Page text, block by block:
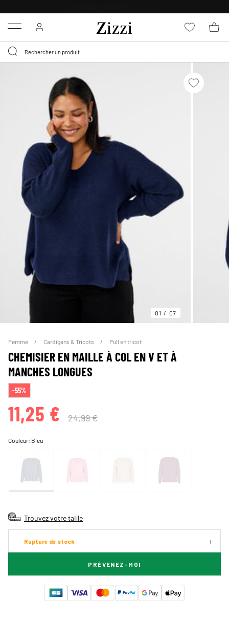
Menu
01 07
Femme Cardigans & Tricots Pull en tricot
CHEMISIER EN MAILLE À COL EN V ET À
MANCHES LONGUES
-55%
11,25 € 24,99 €
Couleur: Bleu
Trouvez votre taille
Rupture de stock
PRÉVENEZ-MOI